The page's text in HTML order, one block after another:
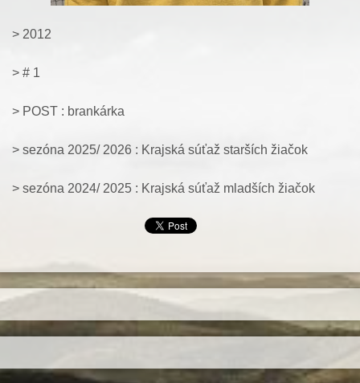
> 2012
> # 1
> POST : brankárka
> sezóna 2025/ 2026 : Krajská súťaž starších žiačok
> sezóna 2024/ 2025 : Krajská súťaž mladších žiačok